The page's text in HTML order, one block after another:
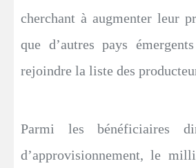
cherchant à augmenter leur
que d’autres pays
rejoindre la liste des
Parmi les bénéficiaires
d’approvisionnement, le